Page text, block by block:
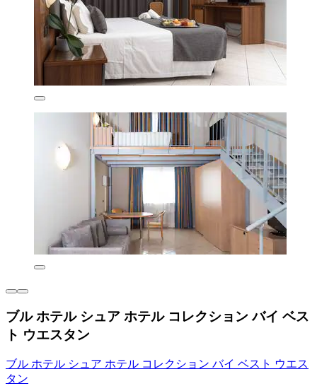
ブル ホテル シュア ホテル コレクション バイ ベス
ト ウエスタン
ブル ホテル シュア ホテル コレクション バイ ベスト ウエス
タン